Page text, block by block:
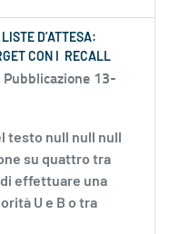
D’ATTESA:
CON I RECALL
Pubblicazione 13-
testo null null null
su quattro tra
effettuare una
U e B o tra